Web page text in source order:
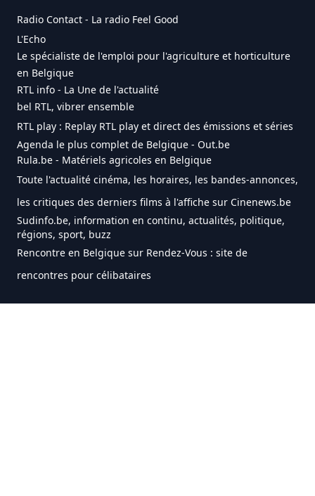
Radio Contact - La radio Feel Good
L'Echo
Le spécialiste de l'emploi pour l'agriculture et horticulture
en Belgique
RTL info - La Une de l'actualité
bel RTL, vibrer ensemble
RTL play : Replay RTL play et direct des émissions et séries
Agenda le plus complet de Belgique - Out.be
Rula.be - Matériels agricoles en Belgique
Toute l'actualité cinéma, les horaires, les bandes-annonces,
les critiques des derniers films à l'affiche sur Cinenews.be
Sudinfo.be, information en continu, actualités, politique,
régions, sport, buzz
Rencontre en Belgique sur Rendez-Vous : site de
rencontres pour célibataires